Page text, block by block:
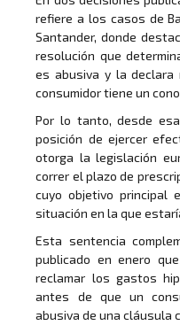
refiere a los casos de
Santander, donde
resolución que
es abusiva y la declara
consumidor tiene un
Por lo tanto, desde
posición de ejercer
otorga la legislación
correr el plazo de
cuyo objetivo principal
situación en la que
Esta sentencia
publicado en enero
reclamar los gastos
antes de que un
abusiva de una cláusula